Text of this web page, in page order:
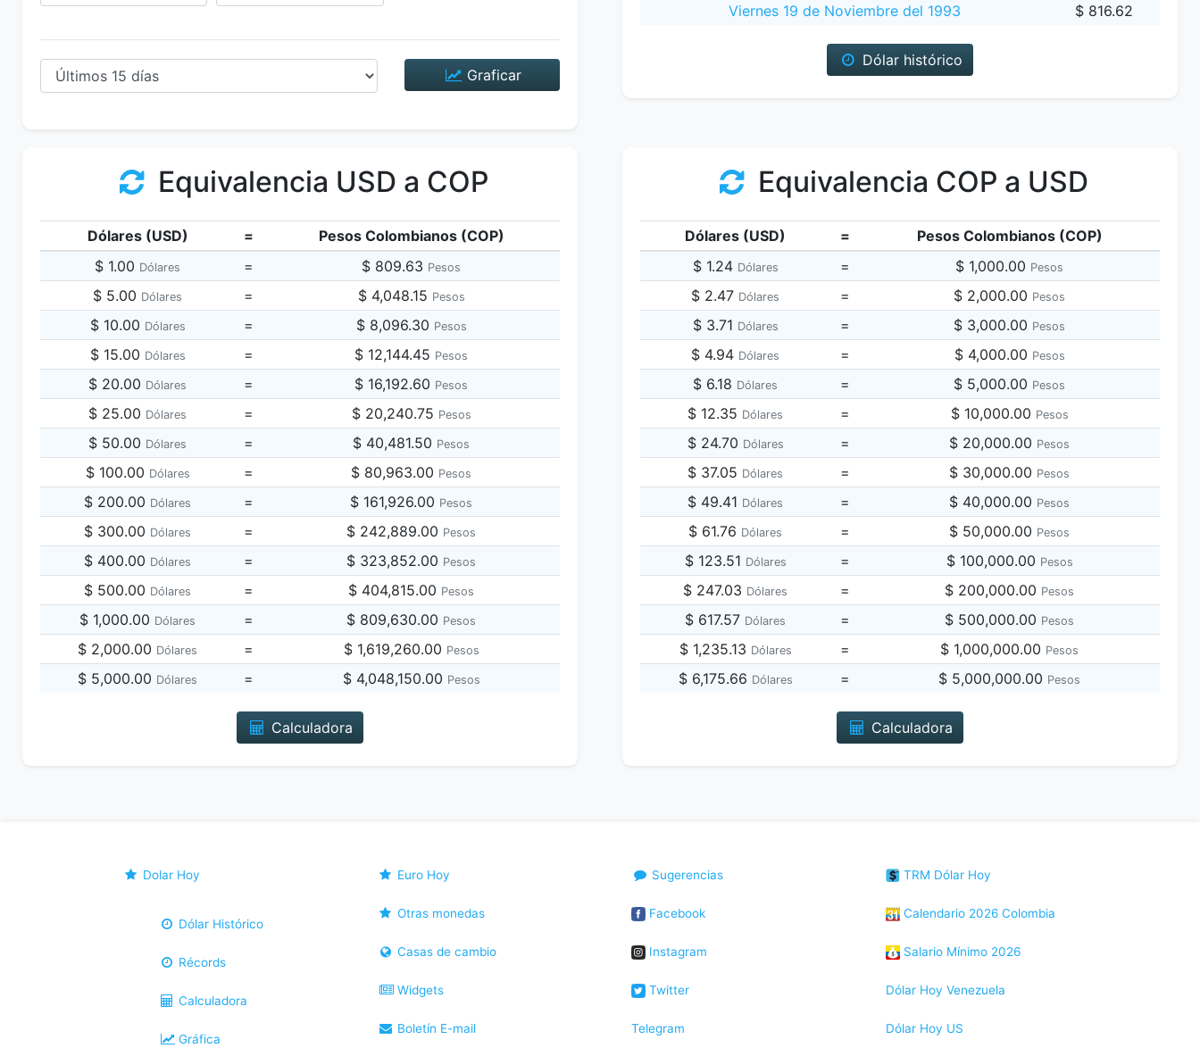
Graficar
Viernes 19 de Noviembre del 1993
$ 816.62
Dólar histórico
Equivalencia USD a COP
Dólares (USD) =
Pesos Colombianos (COP)
$ 1.00 Dólares = $ 809.63 Pesos
$ 5.00 Dólares = $ 4,048.15 Pesos
$ 10.00 Dólares = $ 8,096.30 Pesos
$ 15.00 Dólares = $ 12,144.45 Pesos
$ 20.00 Dólares = $ 16,192.60 Pesos
$ 25.00 Dólares = $ 20,240.75 Pesos
$ 50.00 Dólares = $ 40,481.50 Pesos
$ 100.00 Dólares = $ 80,963.00 Pesos
$ 200.00 Dólares = $ 161,926.00 Pesos
$ 300.00 Dólares = $ 242,889.00 Pesos
$ 400.00 Dólares = $ 323,852.00 Pesos
$ 500.00 Dólares = $ 404,815.00 Pesos
$ 1,000.00 Dólares = $ 809,630.00 Pesos
$ 2,000.00 Dólares = $ 1,619,260.00 Pesos
$ 5,000.00 Dólares = $ 4,048,150.00 Pesos
Calculadora
Equivalencia COP a USD
Dólares (USD) =
Pesos Colombianos (COP)
$ 1.24 Dólares = $ 1,000.00 Pesos
$ 2.47 Dólares = $ 2,000.00 Pesos
$ 3.71 Dólares = $ 3,000.00 Pesos
$ 4.94 Dólares = $ 4,000.00 Pesos
$ 6.18 Dólares = $ 5,000.00 Pesos
$ 12.35 Dólares = $ 10,000.00 Pesos
$ 24.70 Dólares = $ 20,000.00 Pesos
$ 37.05 Dólares = $ 30,000.00 Pesos
$ 49.41 Dólares = $ 40,000.00 Pesos
$ 61.76 Dólares = $ 50,000.00 Pesos
$ 123.51 Dólares = $ 100,000.00 Pesos
$ 247.03 Dólares = $ 200,000.00 Pesos
$ 617.57 Dólares = $ 500,000.00 Pesos
$ 1,235.13 Dólares = $ 1,000,000.00 Pesos
$ 6,175.66 Dólares = $ 5,000,000.00 Pesos
Calculadora
Dolar Hoy
Dólar Histórico
Récords
Calculadora
Gráfica
Euro Hoy
Otras monedas
Casas de cambio
Widgets
Boletín E-mail
Sugerencias
Facebook
Instagram
Twitter
Telegram
TRM Dólar Hoy
Calendario 2026 Colombia
Salario Mínimo 2026
Dólar Hoy Venezuela
Dólar Hoy US